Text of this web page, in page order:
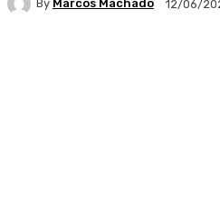
By Marcos Machado 12/06/